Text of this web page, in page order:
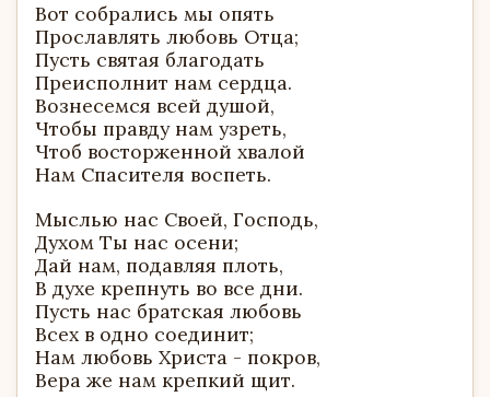
Вот собрались мы опять
Прославлять любовь Отца;
Пусть святая благодать
Преисполнит нам сердца.
Вознесемся всей душой,
Чтобы правду нам узреть,
Чтоб восторженной хвалой
Нам Спасителя воспеть.
Мыслью нас Своей, Господь,
Духом Ты нас осени;
Дай нам, подавляя плоть,
В духе крепнуть во все дни.
Пусть нас братская любовь
Всех в одно соединит;
Нам любовь Христа - покров,
Вера же нам крепкий щит.